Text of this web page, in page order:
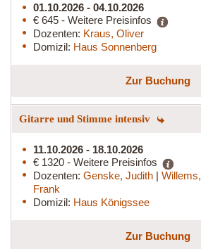
01.10.2026 - 04.10.2026
€ 645 - Weitere Preisinfos
Dozenten: Kraus, Oliver
Domizil: Haus Sonnenberg
Zur Buchung
Gitarre und Stimme intensiv
11.10.2026 - 18.10.2026
€ 1320 - Weitere Preisinfos
Dozenten: Genske, Judith | Willems,
Frank
Domizil: Haus Königssee
Zur Buchung